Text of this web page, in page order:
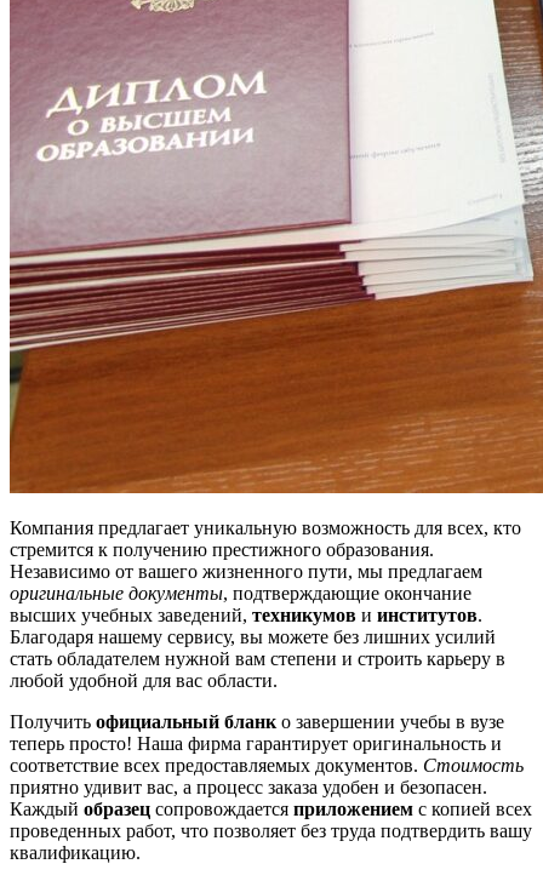
Компания предлагает уникальную возможность для всех, кто
стремится к получению престижного образования.
Независимо от вашего жизненного пути, мы предлагаем
оригинальные документы, подтверждающие окончание
высших учебных заведений, техникумов и институтов.
Благодаря нашему сервису, вы можете без лишних усилий
стать обладателем нужной вам степени и строить карьеру в
любой удобной для вас области.
Получить официальный бланк о завершении учебы в вузе
теперь просто! Наша фирма гарантирует оригинальность и
соответствие всех предоставляемых документов. Стоимость
приятно удивит вас, а процесс заказа удобен и безопасен.
Каждый образец сопровождается приложением с копией всех
проведенных работ, что позволяет без труда подтвердить вашу
квалификацию.